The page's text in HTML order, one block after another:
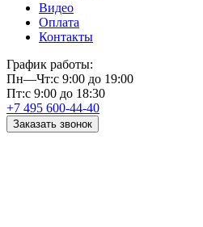
Видео
Оплата
Контакты
График работы:
Пн—Чт:с 9:00 до 19:00
Пт:с 9:00 до 18:30
+7 495 600-44-40
Заказать звонок